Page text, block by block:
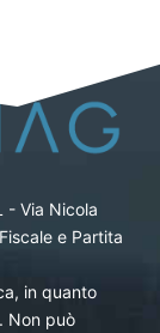
- Via Nicola
e Partita
in quanto
Non può